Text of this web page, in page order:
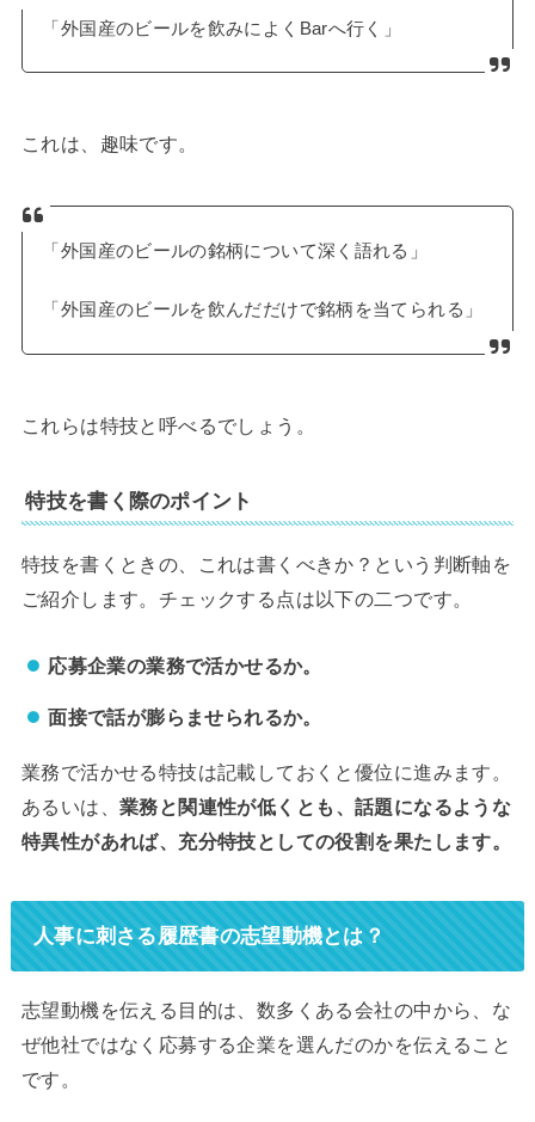
「外国産のビールを飲みによくBarへ行く」
これは、趣味です。
「外国産のビールの銘柄について深く語れる」
「外国産のビールを飲んだだけで銘柄を当てられる」
これらは特技と呼べるでしょう。
特技を書く際のポイント
特技を書くときの、これは書くべきか？という判断軸を
ご紹介します。チェックする点は以下の二つです。
応募企業の業務で活かせるか。
面接で話が膨らませられるか。
業務で活かせる特技は記載しておくと優位に進みます。
あるいは、 業務と関連性が低くとも、話題になるような
特異性があれば、充分特技としての役割を果たします。
人事に刺さる履歴書の志望動機とは？
志望動機を伝える目的は、数多くある会社の中から、な
ぜ他社ではなく応募する企業を選んだのかを伝えること
です。